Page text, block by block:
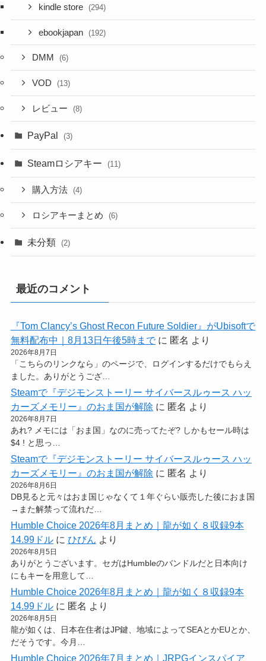
kindle store (294)
ebookjapan (192)
DMM (6)
VOD (13)
レビュー (8)
PayPal (3)
Steamロシアキー (11)
購入方法 (4)
ロシアキーまとめ (6)
未分類 (2)
最近のコメント
『Tom Clancy’s Ghost Recon Future Soldier』がUbisoftで
無料配布中｜8月13日午後5時までに 匿名 より
2026年8月7日
「こちらのリンクなら」のページで、ログインするだけでもらえ
ました。ありがとうござ…
Steamで『デジモンストーリー サイバースルゥース ハッ
カーズメモリー』のおま国が解除 に 匿名 より
2026年8月7日
あれ? メモには「おま国」なのに売ってたぞ? しかもセール時は
$4 ! と思っ…
Steamで『デジモンストーリー サイバースルゥース ハッ
カーズメモリー』のおま国が解除 に 匿名 より
2026年8月6日
DB見ると元々はおま国じゃなくて１年ぐらい販売した後におま国
→また解禁って流れだ…
Humble Choice 2026年8月まとめ｜龍が如く８収録9本
14.99ドルに ひびん より
2026年8月5日
ありがとうございます。セガはHumbleのバンドルだと日本向け
にもキーを用意して…
Humble Choice 2026年8月まとめ｜龍が如く８収録9本
14.99ドルに 匿名 より
2026年8月5日
龍が如くは、日本在住者はJP鍵、地域によってSEAとかEUとか、
だそうです。今月…
Humble Choice 2026年7月まとめ｜JRPGインスパイア